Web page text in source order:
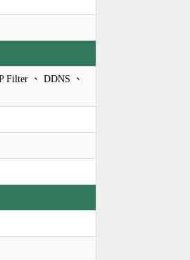
Filter 、 DDNS 、